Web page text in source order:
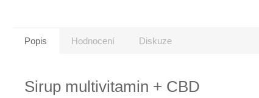
Popis Hodnocení Diskuze
Sirup multivitamin + CBD